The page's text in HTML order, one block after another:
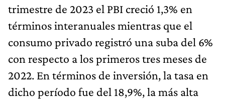
trimestre de 2023 el PBI creció 1,3% en
términos interanuales mientras que el
consumo privado registró una suba del 6%
con respecto a los primeros tres meses de
2022. En términos de inversión, la tasa en
dicho período fue del 18,9%, la más alta